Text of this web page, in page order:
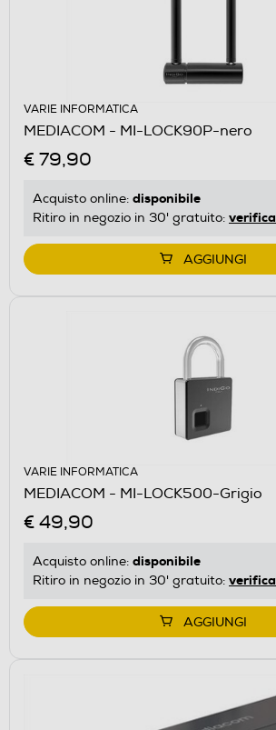
VARIE INFORMATICA
MEDIACOM - MI-LOCK90P-nero
€ 79,90
Acquisto online: disponibile
Ritiro in negozio in 30' gratuito: verifica
AGGIUNGI
VARIE INFORMATICA
MEDIACOM - MI-LOCK500-Grigio
€ 49,90
Acquisto online: disponibile
Ritiro in negozio in 30' gratuito: verifica
AGGIUNGI